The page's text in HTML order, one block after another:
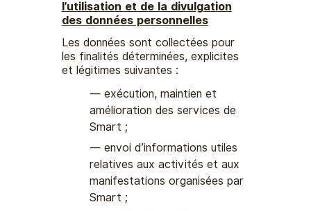
l’utilisation et de la divulgation
des données personnelles
Les données sont collectées pour
les finalités déterminées, explicites
et légitimes suivantes :
exécution, maintien et
amélioration des services de
Smart ;
envoi d’informations utiles
relatives aux activités et aux
manifestations organisées par
Smart ;